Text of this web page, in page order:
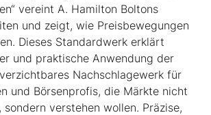
vereint A. Hamilton Boltons
und zeigt, wie Preisbewegungen
Dieses Standardwerk erklärt
und praktische Anwendung der
Nachschlagewerk für
und Börsenprofis, die Märkte nicht
verstehen wollen. Präzise,